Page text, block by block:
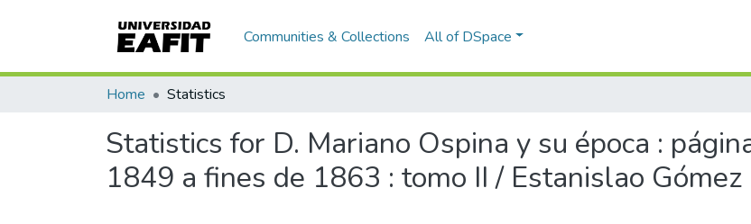
Communities & Collections All of DSpace
Home Statistics
Statistics for D. Mariano Ospina y su época :
1849 a fines de 1863 : tomo II / Estanislao